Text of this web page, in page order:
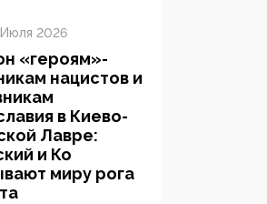
2026
«героям»-
нацистов и
в Киево-
Лавре:
и Ко
миру рога